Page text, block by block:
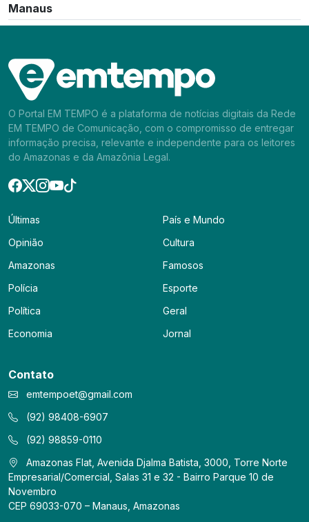
Manaus
O Portal EM TEMPO é a plataforma de notícias digitais da Rede
EM TEMPO de Comunicação, com o compromisso de entregar
informação precisa, relevante e independente para os leitores
do Amazonas e da Amazônia Legal.
Últimas
Opinião
Amazonas
Polícia
Política
Economia
País e Mundo
Cultura
Famosos
Esporte
Geral
Jornal
Contato
emtempoet@gmail.com
(92) 98408-6907
(92) 98859-0110
Amazonas Flat, Avenida Djalma Batista, 3000, Torre Norte
Empresarial/Comercial, Salas 31 e 32 - Bairro Parque 10 de
Novembro
CEP 69033-070 – Manaus, Amazonas